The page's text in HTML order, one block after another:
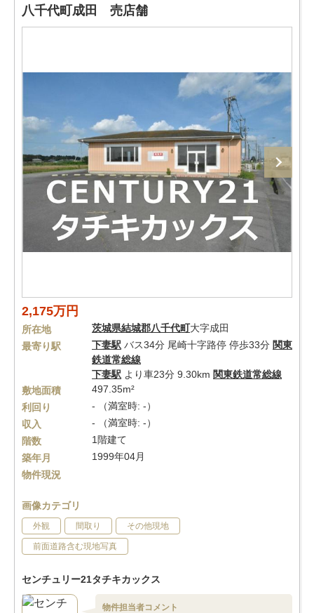
八千代町成田 売店舗
2,175万円
所在地 茨城県結城郡八千代町大字成田
最寄り駅
下妻駅 バス34分 尾崎十字路停 停歩33分 関東
鉄道常総線
下妻駅 より車23分 9.30km 関東鉄道常総線
敷地面積
497.35m²
利回り
- （満室時: -）
収入
- （満室時: -）
階数
1階建て
築年月
1999年04月
物件現況
画像カテゴリ
外観 間取り その他現地
前面道路含む現地写真
センチュリー21タチキカックス
物件担当者コメント